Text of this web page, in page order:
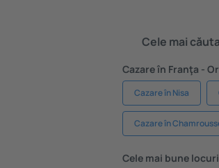
Cele mai
Cazare în Franţa -
Cazare în Nisa
Cazare în
Cele mai bune